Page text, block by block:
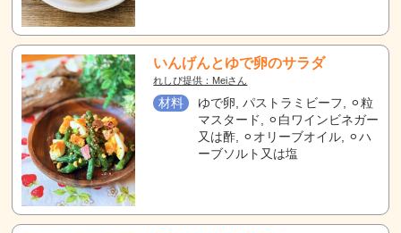
いんげんとゆで卵のサラダ
れしぴ提供：Meiさん
材料
ゆで卵, パストラミビーフ, ⚪︎粒
マスタード, ⚪︎白ワインビネガー
又は酢, ⚪︎オリーブオイル, ⚪︎ハ
ーブソルト又は塩